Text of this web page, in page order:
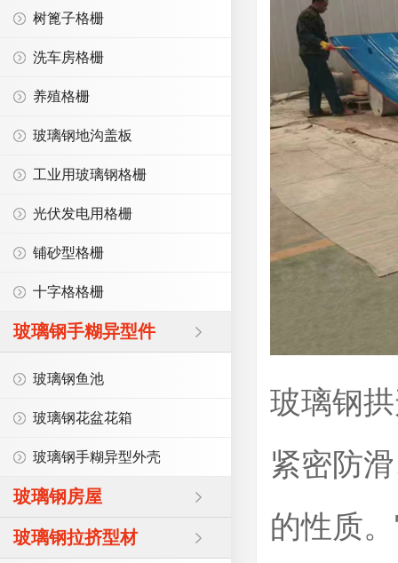
树篦子格栅
洗车房格栅
养殖格栅
玻璃钢地沟盖板
工业用玻璃钢格栅
光伏发电用格栅
铺砂型格栅
十字格格栅
玻璃钢手糊异型件
玻璃钢鱼池
玻璃钢花盆花箱
玻璃钢手糊异型外壳
玻璃钢房屋
玻璃钢拉挤型材
玻璃钢
紧密防
的性质